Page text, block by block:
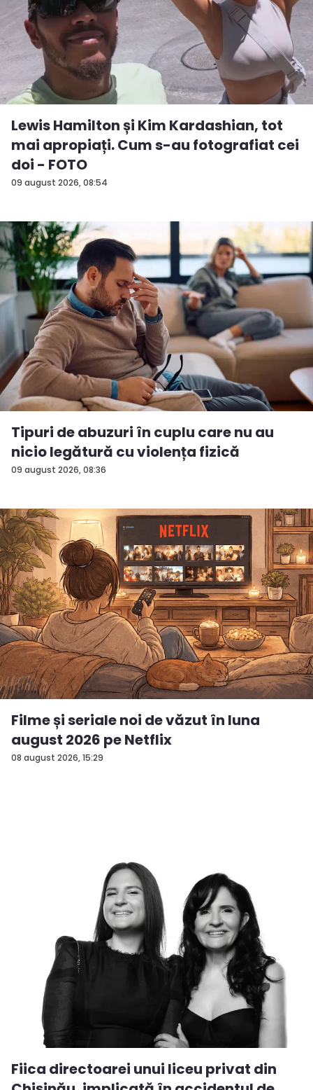
09 august 2026, 08:54
Lewis Hamilton și Kim Kardashian, tot
mai apropiați. Cum s-au fotografiat cei
doi - FOTO
09 august 2026, 08:36
Tipuri de abuzuri în cuplu care nu au
nicio legătură cu violența fizică
08 august 2026, 15:29
Filme și seriale noi de văzut în luna
august 2026 pe Netflix
Fiica directoarei unui liceu privat din